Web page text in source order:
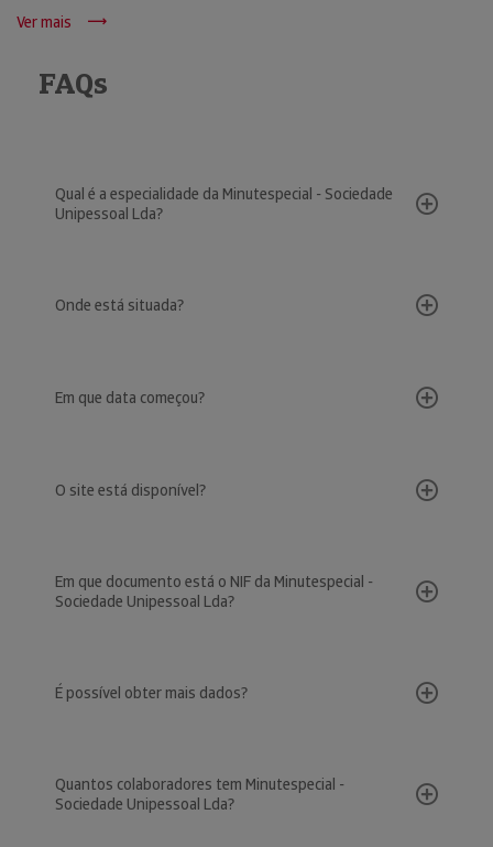
Ver mais
FAQs
Qual é a especialidade da Minutespecial - Sociedade
Unipessoal Lda?
Onde está situada?
Em que data começou?
O site está disponível?
Em que documento está o NIF da Minutespecial -
Sociedade Unipessoal Lda?
É possível obter mais dados?
Quantos colaboradores tem Minutespecial -
Sociedade Unipessoal Lda?